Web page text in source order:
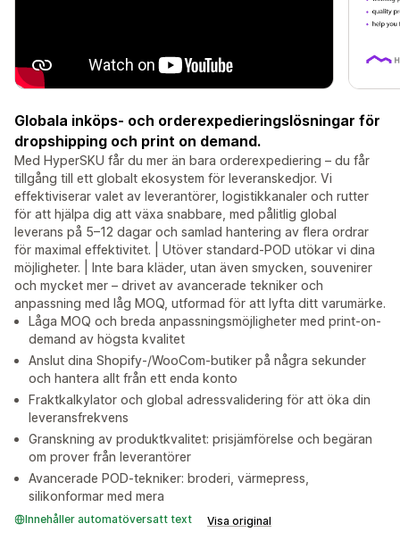
Globala inköps- och orderexpedieringslösningar för
dropshipping och print on demand.
Med HyperSKU får du mer än bara orderexpediering – du får
tillgång till ett globalt ekosystem för leveranskedjor. Vi
effektiviserar valet av leverantörer, logistikkanaler och rutter
för att hjälpa dig att växa snabbare, med pålitlig global
leverans på 5–12 dagar och samlad hantering av flera ordrar
för maximal effektivitet. | Utöver standard-POD utökar vi dina
möjligheter. | Inte bara kläder, utan även smycken, souvenirer
och mycket mer – drivet av avancerade tekniker och
anpassning med låg MOQ, utformad för att lyfta ditt varumärke.
Låga MOQ och breda anpassningsmöjligheter med print-on-
demand av högsta kvalitet
Anslut dina Shopify-/WooCom-butiker på några sekunder
och hantera allt från ett enda konto
Fraktkalkylator och global adressvalidering för att öka din
leveransfrekvens
Granskning av produktkvalitet: prisjämförelse och begäran
om prover från leverantörer
Avancerade POD-tekniker: broderi, värmepress,
silikonformar med mera
Innehåller automatöversatt text Visa original